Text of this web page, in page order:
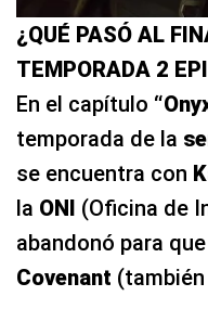
¿QUÉ PASÓ AL
TEMPORADA 2
En el capítulo
temporada de la
se encuentra con
la ONI (Oficina de
abandonó para
Covenant